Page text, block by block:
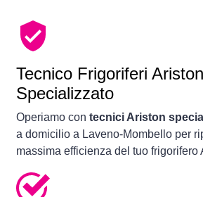
Tecnico Frigoriferi Ariston
Specializzato
Operiamo con tecnici Ariston
a domicilio a Laveno-Mombello per
massima efficienza del tuo frigorifero